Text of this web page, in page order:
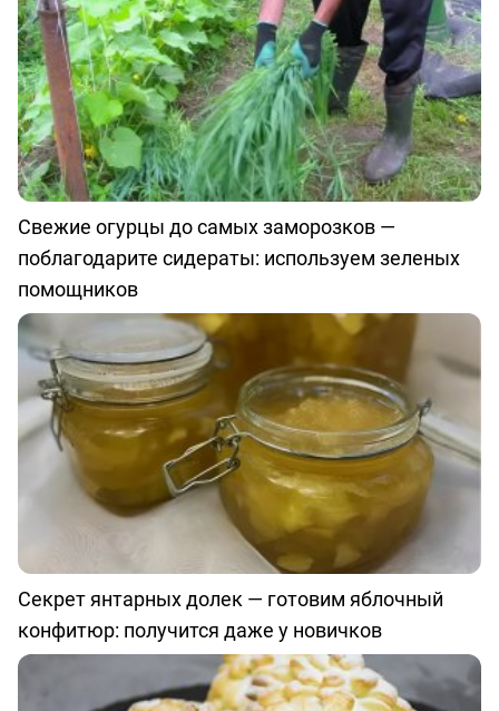
Свежие огурцы до самых заморозков —
поблагодарите сидераты: используем зеленых
помощников
Секрет янтарных долек — готовим яблочный
конфитюр: получится даже у новичков